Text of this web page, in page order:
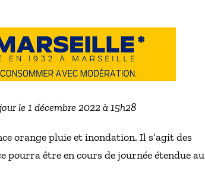
le 1 décembre 2022 à 15h28
orange pluie et inondation. Il s’agit des
pourra être en cours de journée étendue au